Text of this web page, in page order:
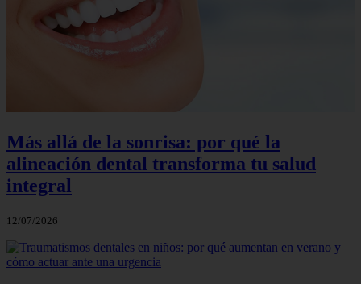
Más allá de la sonrisa: por qué la
alineación dental transforma tu salud
integral
12/07/2026